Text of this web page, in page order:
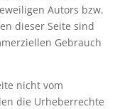
Autors bzw.
dieser Seite sind
Gebrauch
nicht vom
die Urheberrechte